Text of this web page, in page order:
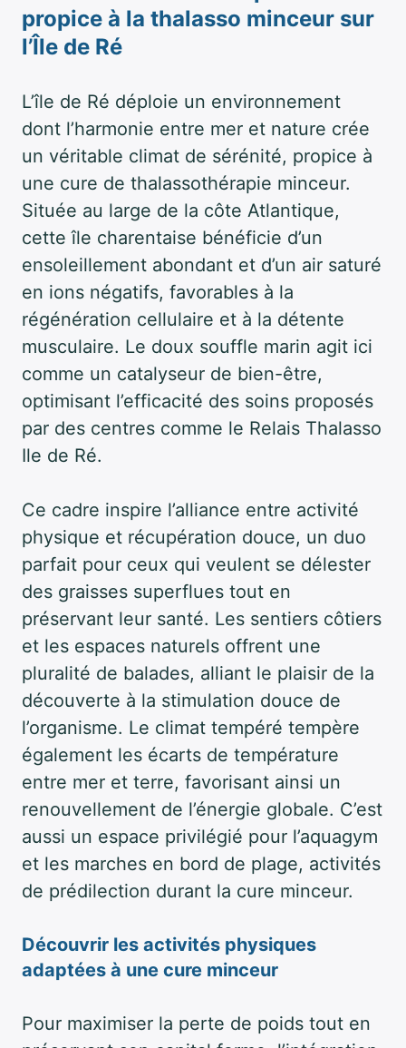
propice à la thalasso minceur sur
l’Île de Ré
L’île de Ré déploie un environnement
dont l’harmonie entre mer et nature crée
un véritable climat de sérénité, propice à
une cure de thalassothérapie minceur.
Située au large de la côte Atlantique,
cette île charentaise bénéficie d’un
ensoleillement abondant et d’un air saturé
en ions négatifs, favorables à la
régénération cellulaire et à la détente
musculaire. Le doux souffle marin agit ici
comme un catalyseur de bien-être,
optimisant l’efficacité des soins proposés
par des centres comme le Relais Thalasso
Ile de Ré.
Ce cadre inspire l’alliance entre activité
physique et récupération douce, un duo
parfait pour ceux qui veulent se délester
des graisses superflues tout en
préservant leur santé. Les sentiers côtiers
et les espaces naturels offrent une
pluralité de balades, alliant le plaisir de la
découverte à la stimulation douce de
l’organisme. Le climat tempéré tempère
également les écarts de température
entre mer et terre, favorisant ainsi un
renouvellement de l’énergie globale. C’est
aussi un espace privilégié pour l’aquagym
et les marches en bord de plage, activités
de prédilection durant la cure minceur.
Découvrir les activités physiques
adaptées à une cure minceur
Pour maximiser la perte de poids tout en